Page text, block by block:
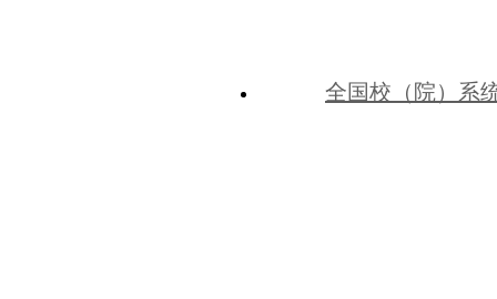
全国校（院）系